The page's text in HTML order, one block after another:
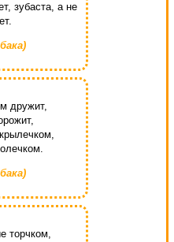
зубаста, а не
дружит,
торчком,